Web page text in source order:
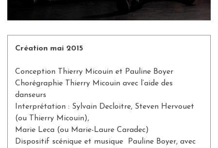
Création mai 2015
Conception Thierry Micouin et Pauline Boyer
Chorégraphie Thierry Micouin avec l’aide des
danseurs
Interprétation : Sylvain Decloitre, Steven Hervouet
(ou Thierry Micouin),
Marie Leca (ou Marie-Laure Caradec)
Dispositif scénique et musique Pauline Boyer, avec